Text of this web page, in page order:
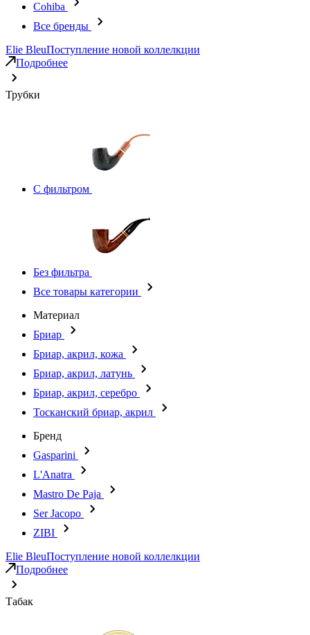
Cohiba
Все бренды
Elie BleuПоступление новой коллелкции
Подробнее
Трубки
С фильтром
Без фильтра
Все товары категории
Материал
Бриар
Бриар, акрил, кожа
Бриар, акрил, латунь
Бриар, акрил, серебро
Тосканский бриар, акрил
Бренд
Gasparini
L'Anatra
Mastro De Paja
Ser Jacopo
ZIBI
Elie BleuПоступление новой коллелкции
Подробнее
Табак